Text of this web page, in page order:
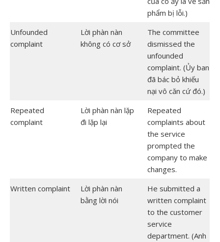
phẩm bị lỗi.)
Unfounded
complaint
Lời phàn nàn
không có cơ sở
The committee
dismissed the
unfounded
complaint. (Ủy ban
đã bác bỏ khiếu
nại vô căn cứ đó.)
Repeated
complaint
Lời phàn nàn lặp
đi lặp lại
Repeated
complaints about
the service
prompted the
company to make
changes.
Written complaint
Lời phàn nàn
bằng lời nói
He submitted a
written complaint
to the customer
service
department. (Anh